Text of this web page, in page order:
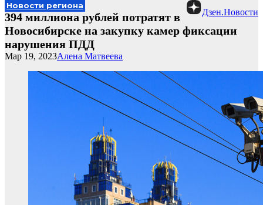
Дзен.Новости
Новости региона
394 миллиона рублей потратят в
Новосибирске на закупку камер фиксации
нарушения ПДД
Алена Матвеева
Мар 19, 2023